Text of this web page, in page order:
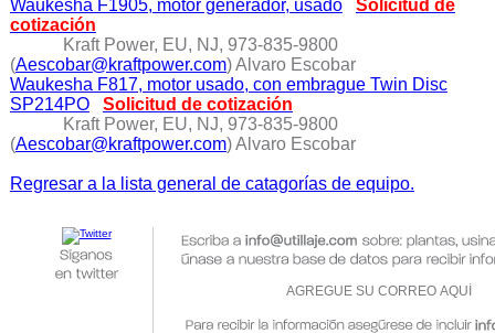
Waukesha F1905, motor generador, usado
Solicitud de
cotización
Kraft Power, EU, NJ, 973-835-9800
(Aescobar@kraftpower.com) Alvaro Escobar
Waukesha F817, motor usado, con embrague Twin Disc
SP214PO
Solicitud de cotización
Kraft Power, EU, NJ, 973-835-9800
(Aescobar@kraftpower.com) Alvaro Escobar
Regresar a la lista general de catagorías de equipo.